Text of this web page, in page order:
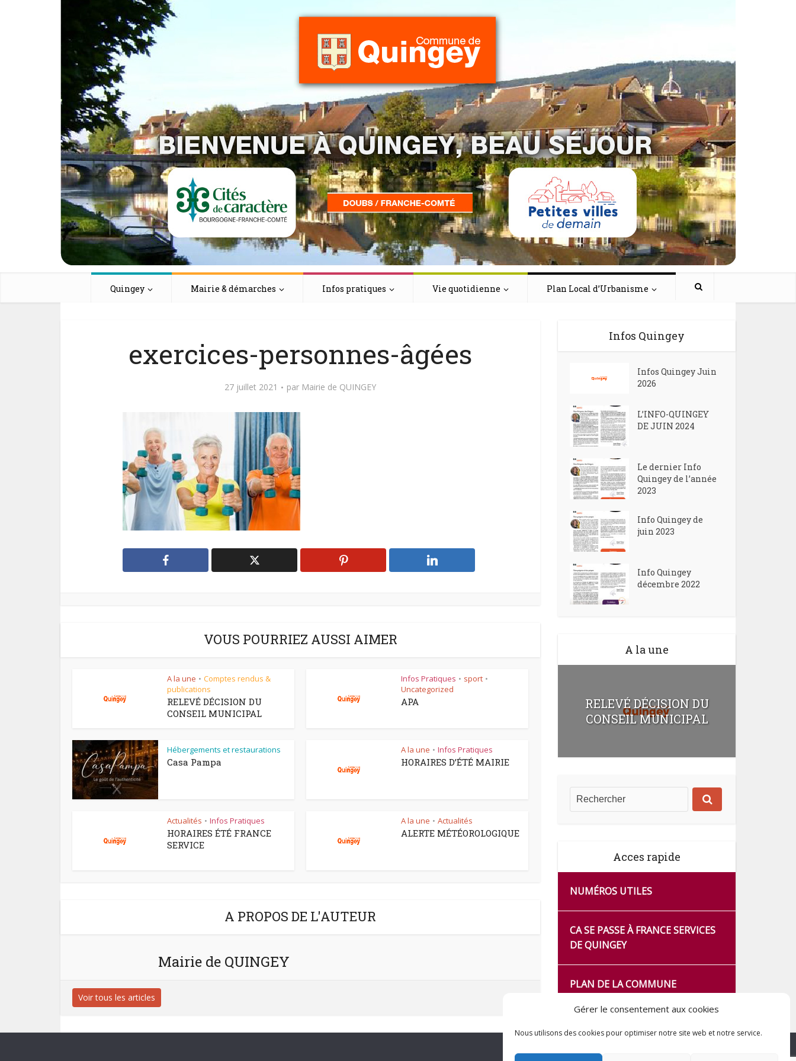
Gérer le consentement aux cookies
Nous utilisons des cookies pour optimiser notre site web et notre service.
Quingey Mairie & démarches Infos pratiques Vie quotidienne Plan Local d’Urbanisme
exercices-personnes-âgées
27 juillet 2021 par Mairie de QUINGEY
VOUS POURRIEZ AUSSI AIMER
A la une • Comptes rendus &
publications
RELEVÉ DÉCISION DU
CONSEIL MUNICIPAL
Infos Pratiques • sport •
Uncategorized
APA
Hébergements et restaurations
Casa Pampa
A la une • Infos Pratiques
HORAIRES D’ÉTÉ MAIRIE
Actualités • Infos Pratiques
HORAIRES ÉTÉ FRANCE
SERVICE
A la une • Actualités
ALERTE MÉTÉOROLOGIQUE
A PROPOS DE L'AUTEUR
Mairie de QUINGEY
Voir tous les articles
Infos Quingey
Infos Quingey Juin
2026
L’INFO-QUINGEY
DE JUIN 2024
Le dernier Info
Quingey de l’année
2023
Info Quingey de
juin 2023
Info Quingey
décembre 2022
A la une
RELEVÉ DÉCISION DU
CONSEIL MUNICIPAL
Acces rapide
NUMÉROS UTILES
CA SE PASSE À FRANCE SERVICES
DE QUINGEY
PLAN DE LA COMMUNE